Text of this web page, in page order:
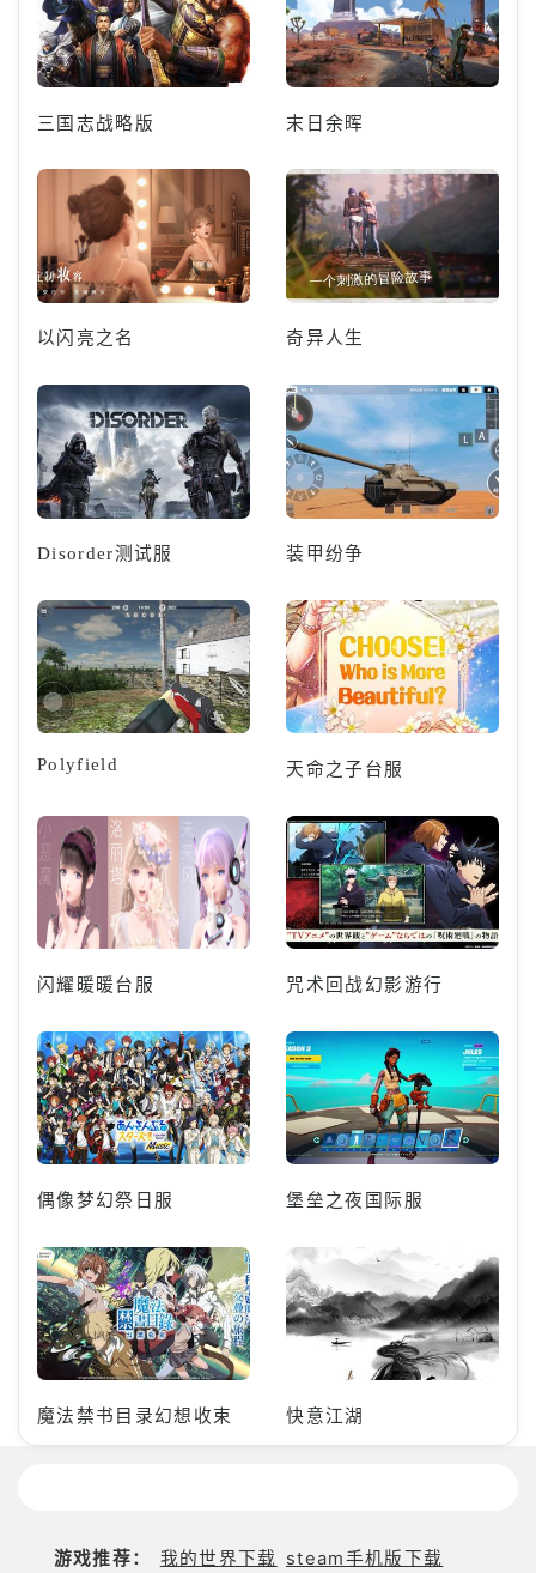
三国志战略版 末日余晖
以闪亮之名 奇异人生
Disorder测试服 装甲纷争
Polyfield 天命之子台服
闪耀暖暖台服 咒术回战幻影游行
偶像梦幻祭日服 堡垒之夜国际服
魔法禁书目录幻想收束 快意江湖
游戏推荐： 我的世界下载 steam手机版下载